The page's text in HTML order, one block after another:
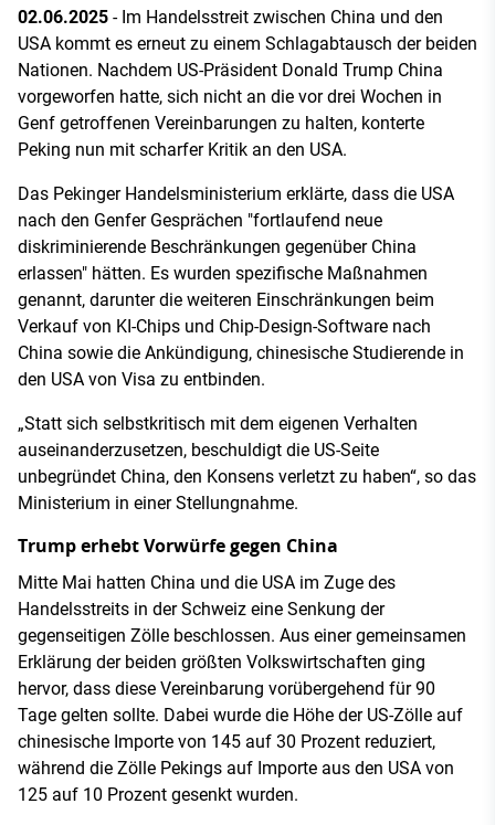
02.06.2025 - Im Handelsstreit zwischen China und den
USA kommt es erneut zu einem Schlagabtausch der beiden
Nationen. Nachdem US-Präsident Donald Trump China
vorgeworfen hatte, sich nicht an die vor drei Wochen in
Genf getroffenen Vereinbarungen zu halten, konterte
Peking nun mit scharfer Kritik an den USA.
Das Pekinger Handelsministerium erklärte, dass die USA
nach den Genfer Gesprächen "fortlaufend neue
diskriminierende Beschränkungen gegenüber China
erlassen" hätten. Es wurden spezifische Maßnahmen
genannt, darunter die weiteren Einschränkungen beim
Verkauf von KI-Chips und Chip-Design-Software nach
China sowie die Ankündigung, chinesische Studierende in
den USA von Visa zu entbinden.
„Statt sich selbstkritisch mit dem eigenen Verhalten
auseinanderzusetzen, beschuldigt die US-Seite
unbegründet China, den Konsens verletzt zu haben“, so das
Ministerium in einer Stellungnahme.
Trump erhebt Vorwürfe gegen China
Mitte Mai hatten China und die USA im Zuge des
Handelsstreits in der Schweiz eine Senkung der
gegenseitigen Zölle beschlossen. Aus einer gemeinsamen
Erklärung der beiden größten Volkswirtschaften ging
hervor, dass diese Vereinbarung vorübergehend für 90
Tage gelten sollte. Dabei wurde die Höhe der US-Zölle auf
chinesische Importe von 145 auf 30 Prozent reduziert,
während die Zölle Pekings auf Importe aus den USA von
125 auf 10 Prozent gesenkt wurden.